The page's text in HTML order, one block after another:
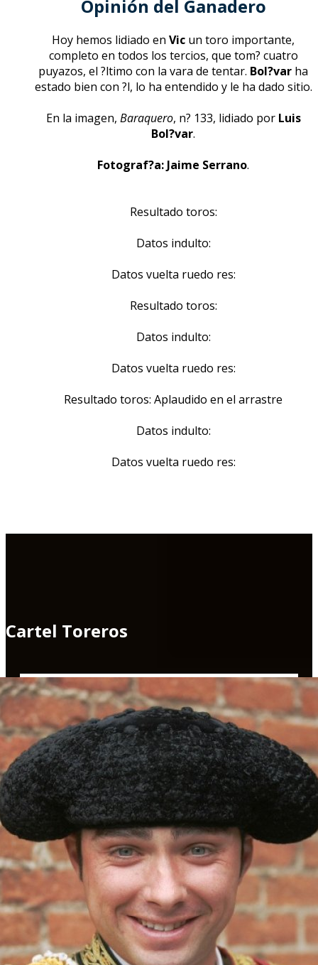
Opinión del Ganadero
Hoy hemos lidiado en Vic un toro importante,
completo en todos los tercios, que tom? cuatro
puyazos, el ?ltimo con la vara de tentar. Bol?var ha
estado bien con ?l, lo ha entendido y le ha dado sitio.
En la imagen, Baraquero, n? 133, lidiado por Luis
Bol?var.
Fotograf?a: Jaime Serrano.
Resultado toros:
Datos indulto:
Datos vuelta ruedo res:
Resultado toros:
Datos indulto:
Datos vuelta ruedo res:
Resultado toros: Aplaudido en el arrastre
Datos indulto:
Datos vuelta ruedo res:
Cartel Toreros